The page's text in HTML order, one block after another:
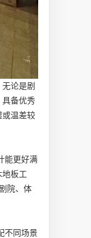
论是剧
具备优秀
或温差较
能更好满
地板工
院、体
不同场景